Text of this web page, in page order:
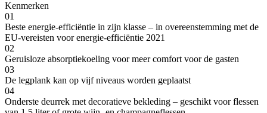
Kenmerken
01
Beste energie-efficiëntie in zijn klasse – in overeenstemming met de
EU-vereisten voor energie-efficiëntie 2021
02
Geruisloze absorptiekoeling voor meer comfort voor de gasten
03
De legplank kan op vijf niveaus worden geplaatst
04
Onderste deurrek met decoratieve bekleding – geschikt voor flessen